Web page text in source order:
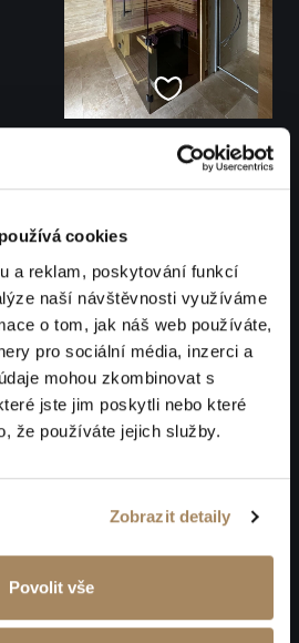
cookies
a reklam, poskytování funkcí
naší návštěvnosti využíváme
o tom, jak náš web používáte,
pro sociální média, inzerci a
mohou zkombinovat s
jste jim poskytli nebo které
že používáte jejich služby.
Zobrazit detaily
Povolit vše